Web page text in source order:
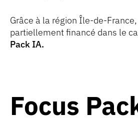
Grâce à la région Île-de-
partiellement financé dans le
Pack IA.
Focus